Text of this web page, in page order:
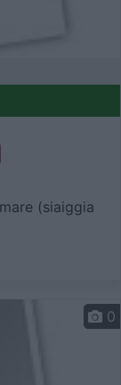
(siaiggia
0